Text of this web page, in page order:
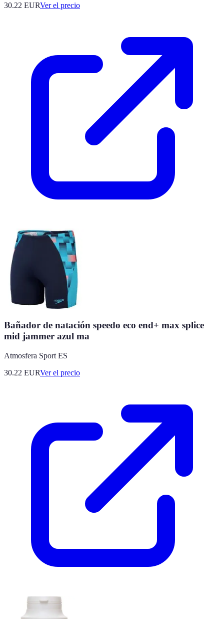
30.22 EURVer el precio
Bañador de natación speedo eco end+ max splice
mid jammer azul ma
Atmosfera Sport ES
30.22 EURVer el precio